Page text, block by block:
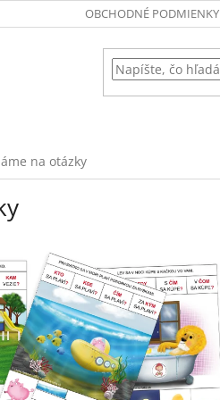
OBCHODNÉ PODMIENKY
na otázky